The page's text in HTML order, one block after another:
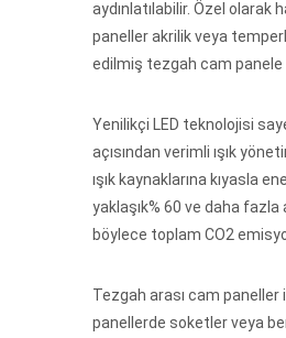
aydınlatılabilir. Özel olarak
paneller akrilik veya
edilmiş tezgah cam
Yenilikçi LED teknolojisi
açısından verimli ışık
ışık kaynaklarına kıyasla
yaklaşık% 60 ve daha fazla
böylece toplam CO2
Tezgah arası cam paneller
panellerde soketler veya